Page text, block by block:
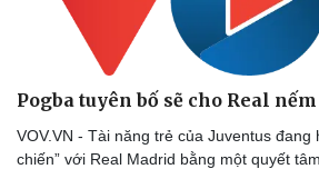
Doanh nghiệp
Thông tin doanh nghiệp
Doanh nghiệp 24h
Doanh nhân
Vì cộng đồng
Pogba tuyên bố sẽ cho Real
VOV.VN - Tài năng trẻ của Juventus đang
chiến” với Real Madrid bằng một quyết